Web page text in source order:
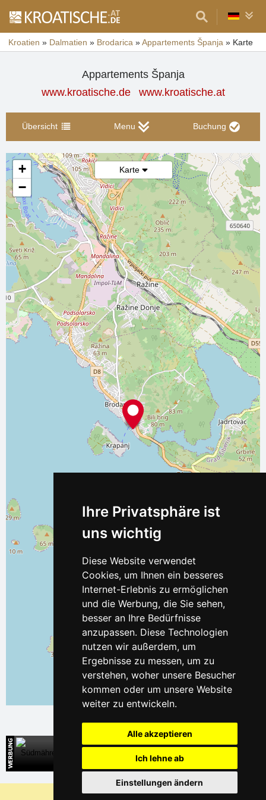
Ihre Privatsphäre ist
uns wichtig
Diese Website verwendet
Cookies, um Ihnen ein besseres
Internet-Erlebnis zu ermöglichen
und die Werbung, die Sie sehen,
besser an Ihre Bedürfnisse
anzupassen. Diese Technologien
nutzen wir außerdem, um
Ergebnisse zu messen, um zu
verstehen, woher unsere Besucher
kommen oder um unsere Website
weiter zu entwickeln.
Alle akzeptieren
Ich lehne ab
Einstellungen ändern
Kroatien » Dalmatien » Brodarica »Appartements Španja » Karte
Appartements Španja
www.kroatische.de
www.kroatische.at
Übersicht Menu Buchung
Karte
+
−
Leaflet| ©
Südmähren
Direkte Kontakte auf die Unterkunft
Warum sind unsere Server am billigsten?